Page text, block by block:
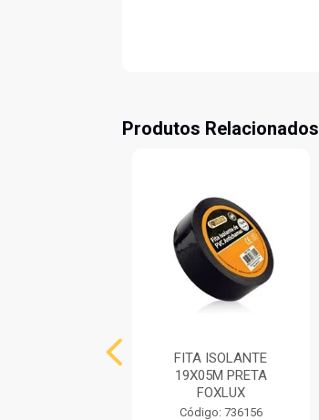
Produtos Relacionados
FITA ISOLANTE
19X05M PRETA
FOXLUX
Código: 736156